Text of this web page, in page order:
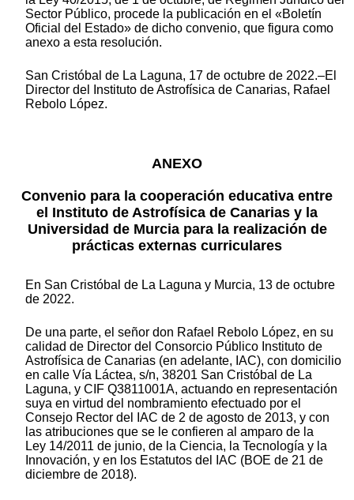
Sector Público, procede la publicación en el «Boletín
Oficial del Estado» de dicho convenio, que figura como
anexo a esta resolución.
San Cristóbal de La Laguna, 17 de octubre de 2022.–El
Director del Instituto de Astrofísica de Canarias, Rafael
Rebolo López.
ANEXO
Convenio para la cooperación educativa entre
el Instituto de Astrofísica de Canarias y la
Universidad de Murcia para la realización de
prácticas externas curriculares
En San Cristóbal de La Laguna y Murcia, 13 de octubre
de 2022.
De una parte, el señor don Rafael Rebolo López, en su
calidad de Director del Consorcio Público Instituto de
Astrofísica de Canarias (en adelante, IAC), con domicilio
en calle Vía Láctea, s/n, 38201 San Cristóbal de La
Laguna, y CIF Q3811001A, actuando en representación
suya en virtud del nombramiento efectuado por el
Consejo Rector del IAC de 2 de agosto de 2013, y con
las atribuciones que se le confieren al amparo de la
Ley 14/2011 de junio, de la Ciencia, la Tecnología y la
Innovación, y en los Estatutos del IAC (BOE de 21 de
diciembre de 2018).